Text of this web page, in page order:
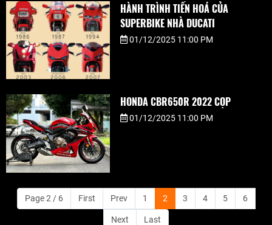
HÀNH TRÌNH TIẾN HOÁ CỦA
SUPERBIKE NHÀ DUCATI
01/12/2025 11:00 PM
HONDA CBR650R 2022 CỌP
01/12/2025 11:00 PM
Page 2 / 6 First Prev 1 2 3 4 5 6
Next Last